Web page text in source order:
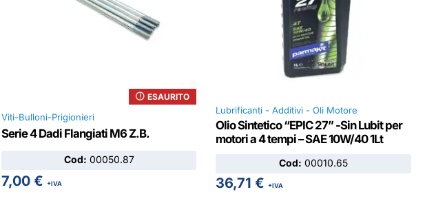
Viti-Bulloni-Prigionieri
Serie 4 Dadi Flangiati M6 Z.B.
Cod: 00050.87
7,00 € +IVA
ESAURITO
Lubrificanti - Additivi - Oli Motore
Olio Sintetico “EPIC 27” -Sin Lubit per
motori a 4 tempi – SAE 10W/40 1Lt
Cod: 00010.65
36,71€ +IVA